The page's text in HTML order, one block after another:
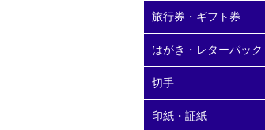
旅行券・ギフト券
はがき・レターパック
切手
印紙・証紙